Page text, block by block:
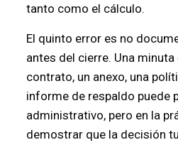
tanto como el cálculo.
El quinto error es no
antes del cierre. Una
contrato, un anexo, una
informe de respaldo puede
administrativo, pero en la
demostrar que la decisión